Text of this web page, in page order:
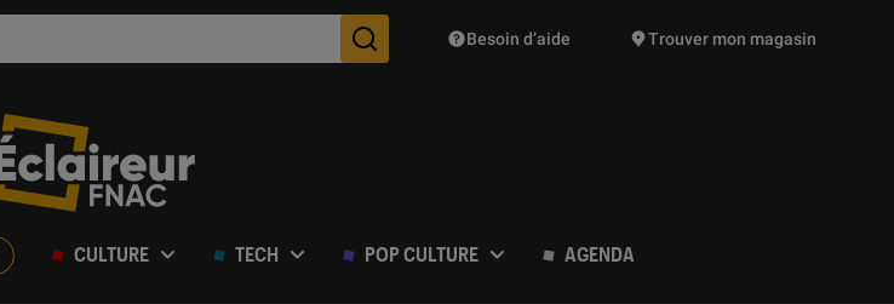
Des suggestions de produits vont vous être proposées
Besoin d’aide Trouver mon magasin
CULTURE TECH POP CULTURE AGENDA